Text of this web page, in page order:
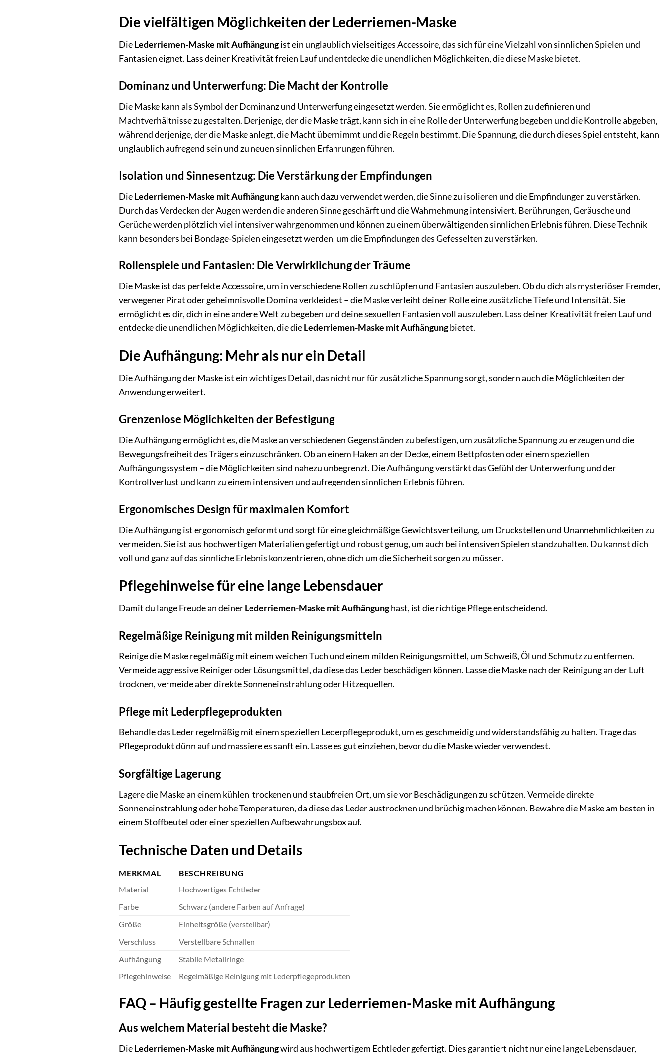
Die vielfältigen Möglichkeiten der Lederriemen-Maske
DieLederriemen-Maske mit Aufhängungist ein unglaublich vielseitiges Accessoire, das sich für eine Vielzahl von sinnlichen Spielen und
Fantasien eignet. Lass deiner Kreativität freien Lauf und entdecke die unendlichen Möglichkeiten, die diese Maske bietet.
Dominanz und Unterwerfung: Die Macht der Kontrolle
Die Maske kann als Symbol der Dominanz und Unterwerfung eingesetzt werden. Sie ermöglicht es, Rollen zu definieren und
Machtverhältnisse zu gestalten. Derjenige, der die Maske trägt, kann sich in eine Rolle der Unterwerfung begeben und die Kontrolle abgeben,
während derjenige, der die Maske anlegt, die Macht übernimmt und die Regeln bestimmt. Die Spannung, die durch dieses Spiel entsteht, kann
unglaublich aufregend sein und zu neuen sinnlichen Erfahrungen führen.
Isolation und Sinnesentzug: Die Verstärkung der Empfindungen
DieLederriemen-Maske mit Aufhängungkann auch dazu verwendet werden, die Sinne zu isolieren und die Empfindungen zu verstärken.
Durch das Verdecken der Augen werden die anderen Sinne geschärft und die Wahrnehmung intensiviert. Berührungen, Geräusche und
Gerüche werden plötzlich viel intensiver wahrgenommen und können zu einem überwältigenden sinnlichen Erlebnis führen. Diese Technik
kann besonders bei Bondage-Spielen eingesetzt werden, um die Empfindungen des Gefesselten zu verstärken.
Rollenspiele und Fantasien: Die Verwirklichung der Träume
Die Maske ist das perfekte Accessoire, um in verschiedene Rollen zu schlüpfen und Fantasien auszuleben. Ob du dich als mysteriöser Fremder,
verwegener Pirat oder geheimnisvolle Domina verkleidest – die Maske verleiht deiner Rolle eine zusätzliche Tiefe und Intensität. Sie
ermöglicht es dir, dich in eine andere Welt zu begeben und deine sexuellen Fantasien voll auszuleben. Lass deiner Kreativität freien Lauf und
entdecke die unendlichen Möglichkeiten, die dieLederriemen-Maske mit Aufhängungbietet.
Die Aufhängung: Mehr als nur ein Detail
Die Aufhängung der Maske ist ein wichtiges Detail, das nicht nur für zusätzliche Spannung sorgt, sondern auch die Möglichkeiten der
Anwendung erweitert.
Grenzenlose Möglichkeiten der Befestigung
Die Aufhängung ermöglicht es, die Maske an verschiedenen Gegenständen zu befestigen, um zusätzliche Spannung zu erzeugen und die
Bewegungsfreiheit des Trägers einzuschränken. Ob an einem Haken an der Decke, einem Bettpfosten oder einem speziellen
Aufhängungssystem – die Möglichkeiten sind nahezu unbegrenzt. Die Aufhängung verstärkt das Gefühl der Unterwerfung und der
Kontrollverlust und kann zu einem intensiven und aufregenden sinnlichen Erlebnis führen.
Ergonomisches Design für maximalen Komfort
Die Aufhängung ist ergonomisch geformt und sorgt für eine gleichmäßige Gewichtsverteilung, um Druckstellen und Unannehmlichkeiten zu
vermeiden. Sie ist aus hochwertigen Materialien gefertigt und robust genug, um auch bei intensiven Spielen standzuhalten. Du kannst dich
voll und ganz auf das sinnliche Erlebnis konzentrieren, ohne dich um die Sicherheit sorgen zu müssen.
Pflegehinweise für eine lange Lebensdauer
Damit du lange Freude an deinerLederriemen-Maske mit Aufhängunghast, ist die richtige Pflege entscheidend.
Regelmäßige Reinigung mit milden Reinigungsmitteln
Reinige die Maske regelmäßig mit einem weichen Tuch und einem milden Reinigungsmittel, um Schweiß, Öl und Schmutz zu entfernen.
Vermeide aggressive Reiniger oder Lösungsmittel, da diese das Leder beschädigen können. Lasse die Maske nach der Reinigung an der Luft
trocknen, vermeide aber direkte Sonneneinstrahlung oder Hitzequellen.
Pflege mit Lederpflegeprodukten
Behandle das Leder regelmäßig mit einem speziellen Lederpflegeprodukt, um es geschmeidig und widerstandsfähig zu halten. Trage das
Pflegeprodukt dünn auf und massiere es sanft ein. Lasse es gut einziehen, bevor du die Maske wieder verwendest.
Sorgfältige Lagerung
Lagere die Maske an einem kühlen, trockenen und staubfreien Ort, um sie vor Beschädigungen zu schützen. Vermeide direkte
Sonneneinstrahlung oder hohe Temperaturen, da diese das Leder austrocknen und brüchig machen können. Bewahre die Maske am besten in
einem Stoffbeutel oder einer speziellen Aufbewahrungsbox auf.
Technische Daten und Details
MERKMAL
BESCHREIBUNG
Material
Hochwertiges Echtleder
Farbe
Schwarz (andere Farben auf Anfrage)
Größe
Einheitsgröße (verstellbar)
Verschluss
Verstellbare Schnallen
Aufhängung
Stabile Metallringe
Pflegehinweise
Regelmäßige Reinigung mit Lederpflegeprodukten
FAQ – Häufig gestellte Fragen zur Lederriemen-Maske mit Aufhängung
Aus welchem Material besteht die Maske?
DieLederriemen-Maske mit Aufhängungwird aus hochwertigem Echtleder gefertigt. Dies garantiert nicht nur eine lange Lebensdauer,